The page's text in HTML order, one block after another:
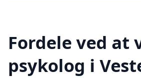
Fordele ved at
psykolog i